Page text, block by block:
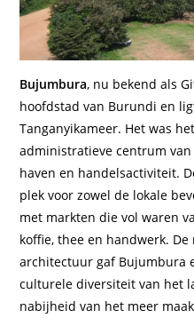
Bujumbura, nu bekend als
hoofdstad van Burundi en
Tanganyikameer. Het was
administratieve centrum
haven en handelsactiviteit.
plek voor zowel de lokale
met markten die vol waren
koffie, thee en handwerk.
architectuur gaf Bujumbura
culturele diversiteit van het
nabijheid van het meer